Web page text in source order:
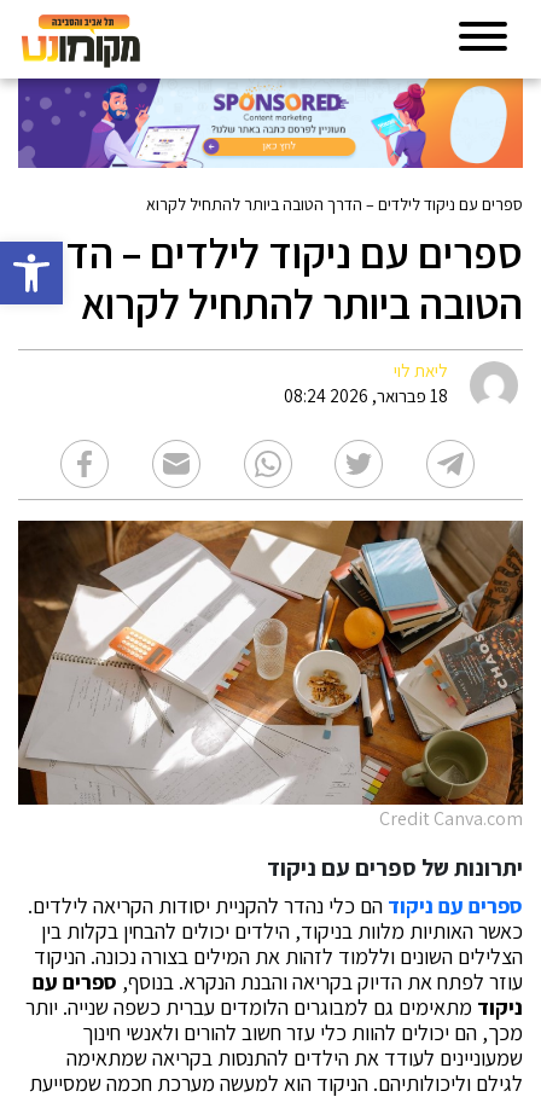
פתח
ספרים עם ניקוד לילדים – הדרך הטובה ביותר להתחיל לקרוא
ספרים עם ניקוד לילדים – הדרך
הטובה ביותר להתחיל לקרוא
ליאת לוי
18 פברואר, 2026 08:24
Credit Canva.com
יתרונות של ספרים עם ניקוד
ספרים עם ניקוד הם כלי נהדר להקניית יסודות הקריאה לילדים.
כאשר האותיות מלוות בניקוד, הילדים יכולים להבחין בקלות בין
הצלילים השונים וללמוד לזהות את המילים בצורה נכונה. הניקוד
עוזר לפתח את הדיוק בקריאה והבנת הנקרא. בנוסף, ספרים עם
ניקוד מתאימים גם למבוגרים הלומדים עברית כשפה שנייה. יותר
מכך, הם יכולים להוות כלי עזר חשוב להורים ולאנשי חינוך
שמעוניינים לעודד את הילדים להתנסות בקריאה שמתאימה
לגילם וליכולותיהם. הניקוד הוא למעשה מערכת חכמה שמסייעת